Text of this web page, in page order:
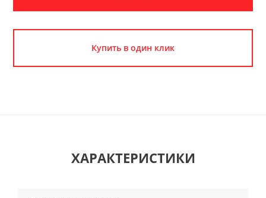
Купить в один клик
ХАРАКТЕРИСТИКИ